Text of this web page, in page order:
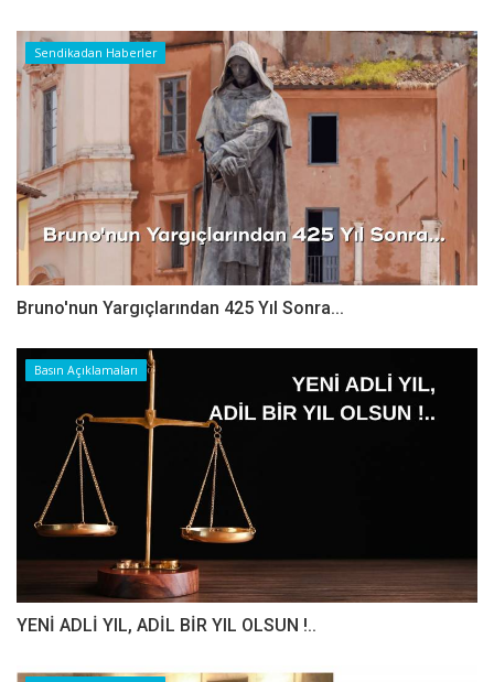
Sendikadan Haberler
Bruno'nun Yargıçlarından 425 Yıl Sonra...
Basın Açıklamaları
YENİ ADLİ YIL, ADİL BİR YIL OLSUN !..